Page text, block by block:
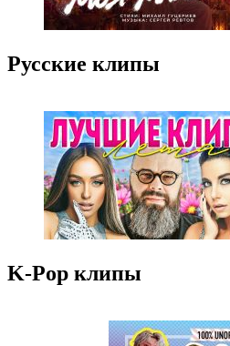
Русские клипы
K-Pop клипы